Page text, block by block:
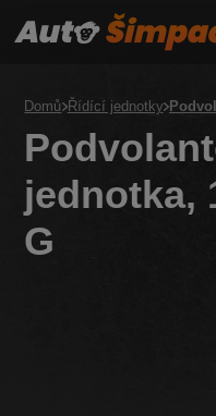
Domů Řídící jednotky
jednotka,
G